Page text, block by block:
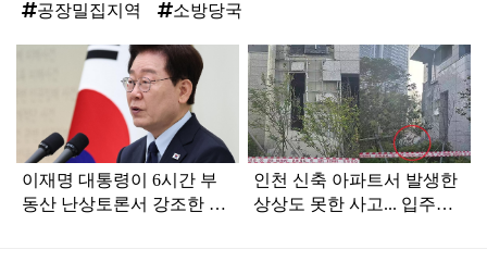
공장밀집지역
소방당국
이재명 대통령이 6시간 부
동산 난상토론서 강조한 내
인천 신축 아파트서 발생한
상상도 못한 사고... 입주민